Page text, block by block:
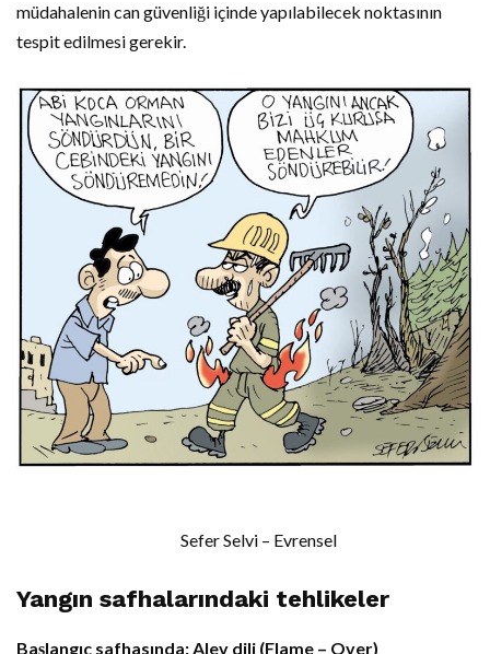
müdahalenin can güvenliği içinde yapılabilecek noktasının
tespit edilmesi gerekir.
Sefer Selvi – Evrensel
Yangın safhalarındaki tehlikeler
Başlangıç safhasında: Alev dili (Flame – Over)